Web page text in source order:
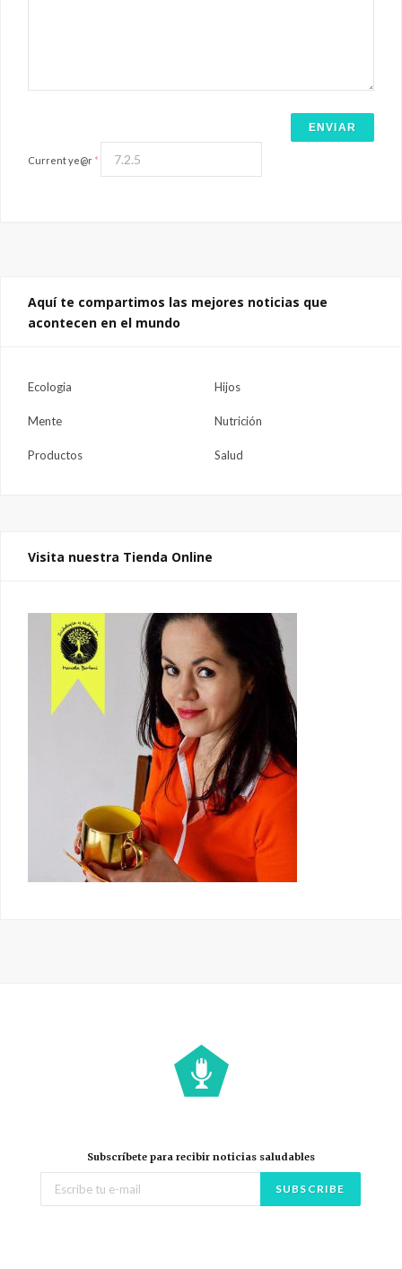
Current ye@r *
Aquí te compartimos las mejores noticias que
acontecen en el mundo
Ecologia Hijos
Mente Nutrición
Productos Salud
Visita nuestra Tienda Online
Subscríbete para recibir noticias saludables